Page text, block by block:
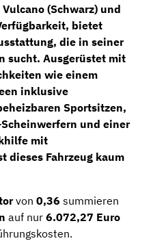
(Schwarz) und
bietet
die in seiner
sucht. Ausgerüstet mit
wie einem
inklusive
Sportsitzen,
Scheinwerfern und einer
mit
dieses Fahrzeug kaum
von 0,36 summieren
auf nur 6.072,27 Euro